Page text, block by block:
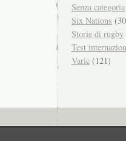
Senza categoria
Six Nations
Storie di rugby
Test
Varie (121)